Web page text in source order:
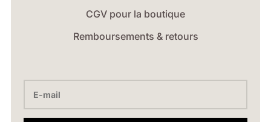
CGV pour la boutique
Remboursements & retours